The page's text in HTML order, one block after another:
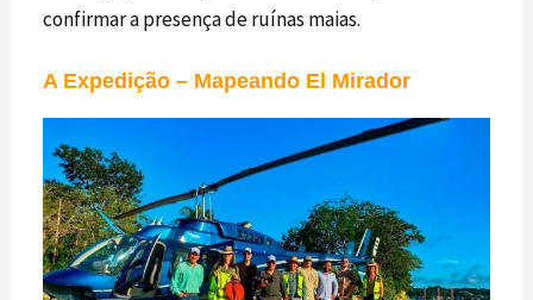
confirmar a presença de ruínas maias.
A Expedição – Mapeando El Mirador